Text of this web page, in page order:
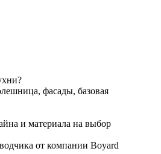
фасады, базовая
и материала на выбор
от компании Boyard